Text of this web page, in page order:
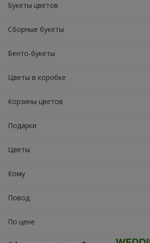
Букеты цветов
Сборные букеты
Бенто-букеты
Цветы в коробке
Корзины цветов
Подарки
Цветы
Кому
Повод
По цене